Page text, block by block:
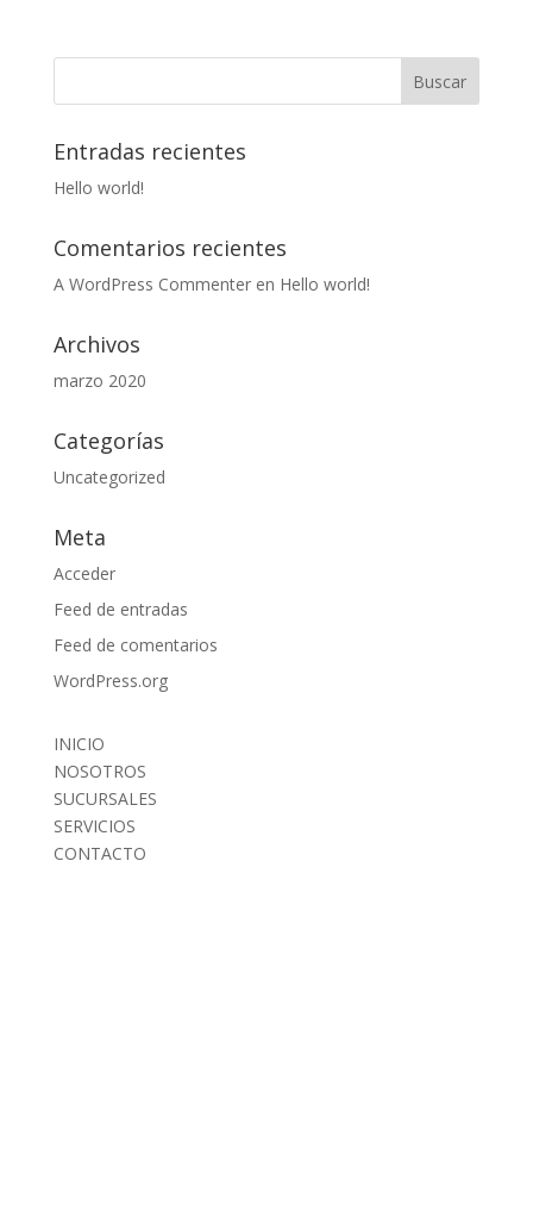
Entradas recientes
Hello world!
Comentarios recientes
A WordPress Commenteren Hello world!
Archivos
marzo 2020
Categorías
Uncategorized
Meta
Acceder
Feed de entradas
Feed de comentarios
WordPress.org
INICIO
NOSOTROS
SUCURSALES
SERVICIOS
CONTACTO